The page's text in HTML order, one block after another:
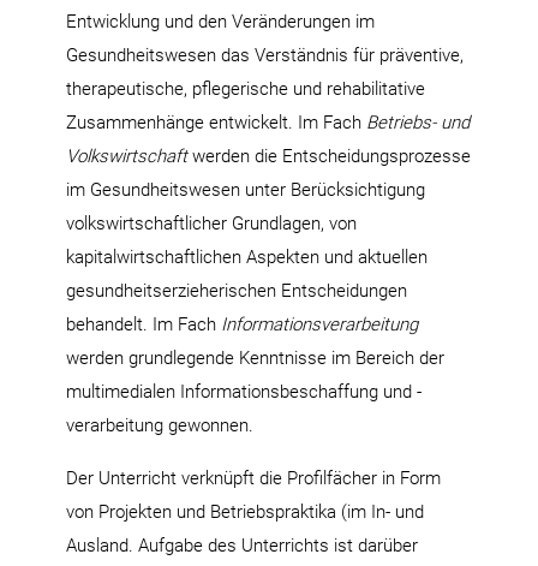
Entwicklung und den Veränderungen im
Gesundheitswesen das Verständnis für präventive,
therapeutische, pflegerische und rehabilitative
Zusammenhänge entwickelt. Im Fach Betriebs- und
Volkswirtschaftwerden die Entscheidungsprozesse
im Gesundheitswesen unter Berücksichtigung
volkswirtschaftlicher Grundlagen, von
kapitalwirtschaftlichen Aspekten und aktuellen
gesundheitserzieherischen Entscheidungen
behandelt. Im Fach Informationsverarbeitung
werden grundlegende Kenntnisse im Bereich der
multimedialen Informationsbeschaffung und -
verarbeitung gewonnen.
Der Unterricht verknüpft die Profilfächer in Form
von Projekten und Betriebspraktika (im In- und
Ausland. Aufgabe des Unterrichts ist darüber